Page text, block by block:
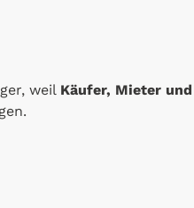
weil Käufer, Mieter